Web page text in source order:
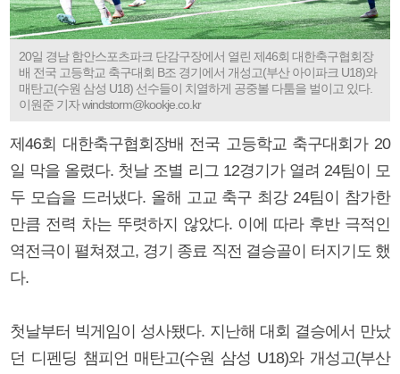
20일 경남 함안스포츠파크 단감구장에서 열린 제46회 대한축구협회장
배 전국 고등학교 축구대회 B조 경기에서 개성고(부산 아이파크 U18)와
매탄고(수원 삼성 U18) 선수들이 치열하게 공중볼 다툼을 벌이고 있다.
이원준 기자 windstorm@kookje.co.kr
제46회 대한축구협회장배 전국 고등학교 축구대회가 20
일 막을 올렸다. 첫날 조별 리그 12경기가 열려 24팀이 모
두 모습을 드러냈다. 올해 고교 축구 최강 24팀이 참가한
만큼 전력 차는 뚜렷하지 않았다. 이에 따라 후반 극적인
역전극이 펼쳐졌고, 경기 종료 직전 결승골이 터지기도 했
다.
첫날부터 빅게임이 성사됐다. 지난해 대회 결승에서 만났
던 디펜딩 챔피언 매탄고(수원 삼성 U18)와 개성고(부산